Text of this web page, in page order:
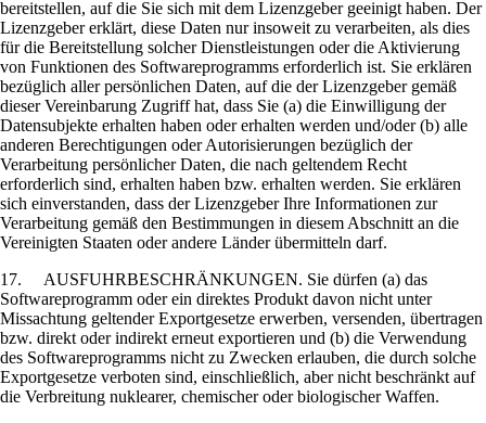
bereitstellen, auf die Sie sich mit dem Lizenzgeber geeinigt haben. Der
Lizenzgeber erklärt, diese Daten nur insoweit zu verarbeiten, als dies
für die Bereitstellung solcher Dienstleistungen oder die Aktivierung
von Funktionen des Softwareprogramms erforderlich ist. Sie erklären
bezüglich aller persönlichen Daten, auf die der Lizenzgeber gemäß
dieser Vereinbarung Zugriff hat, dass Sie (a) die Einwilligung der
Datensubjekte erhalten haben oder erhalten werden und/oder (b) alle
anderen Berechtigungen oder Autorisierungen bezüglich der
Verarbeitung persönlicher Daten, die nach geltendem Recht
erforderlich sind, erhalten haben bzw. erhalten werden. Sie erklären
sich einverstanden, dass der Lizenzgeber Ihre Informationen zur
Verarbeitung gemäß den Bestimmungen in diesem Abschnitt an die
Vereinigten Staaten oder andere Länder übermitteln darf.
17. AUSFUHRBESCHRÄNKUNGEN. Sie dürfen (a) das
Softwareprogramm oder ein direktes Produkt davon nicht unter
Missachtung geltender Exportgesetze erwerben, versenden, übertragen
bzw. direkt oder indirekt erneut exportieren und (b) die Verwendung
des Softwareprogramms nicht zu Zwecken erlauben, die durch solche
Exportgesetze verboten sind, einschließlich, aber nicht beschränkt auf
die Verbreitung nuklearer, chemischer oder biologischer Waffen.